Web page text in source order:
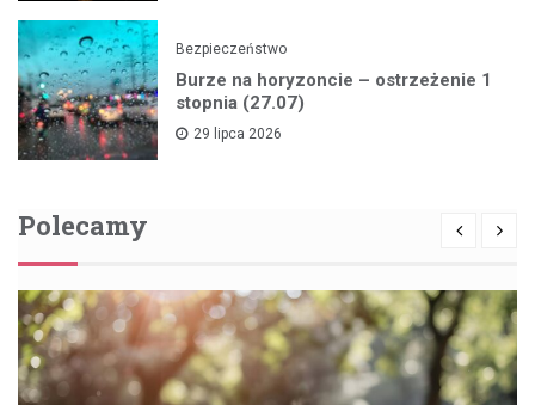
Bezpieczeństwo
Burze na horyzoncie – ostrzeżenie 1
stopnia (27.07)
29 lipca 2026
Polecamy